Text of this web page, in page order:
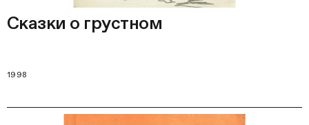
Сказки о грустном
1998